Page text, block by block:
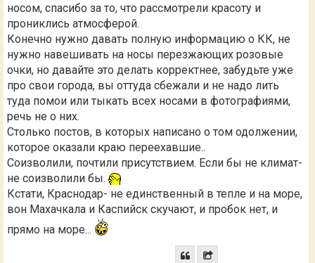
носом, спасибо за то, что рассмотрели красоту и
прониклись атмосферой.
Конечно нужно давать полную информацию о КК, не
нужно навешивать на носы перезжающих розовые
очки, но давайте это делать корректнее, забудьте уже
про свои города, вы оттуда сбежали и не надо лить
туда помои или тыкать всех носами в фотографиями,
речь не о них.
Столько постов, в которых написано о том одолжении,
которое оказали краю переехавшие..
Соизволили, почтили присутствием. Если бы не климат-
не соизволили бы.
Кстати, Краснодар- не единственный в тепле и на море,
вон Махачкала и Каспийск скучают, и пробок нет, и
прямо на море...